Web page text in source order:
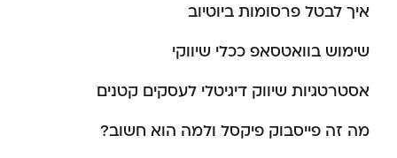
איך לבטל פרסומות ביוטיוב
שימוש בוואטסאפ ככלי שיווקי
אסטרטגיות שיווק דיגיטלי לעסקים קטנים
מה זה פייסבוק פיקסל ולמה הוא חשוב?